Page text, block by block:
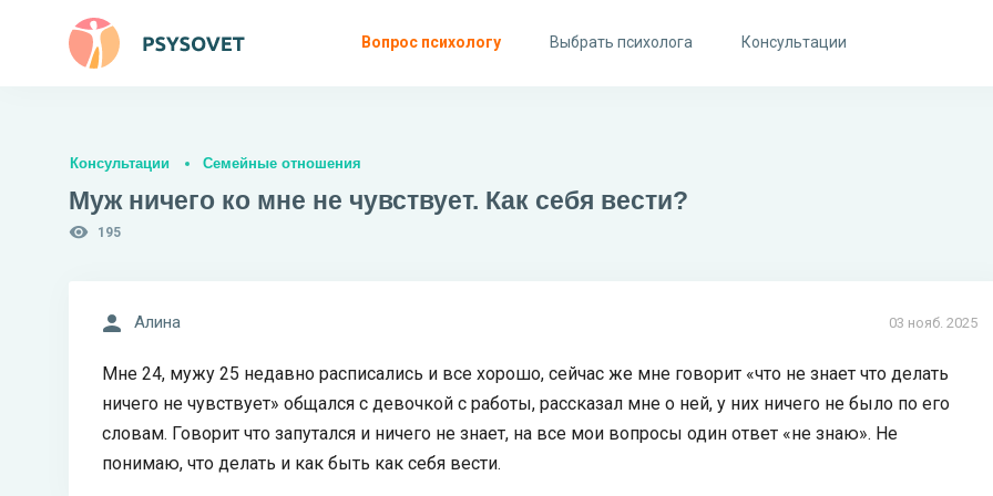
Вопрос психологу Выбрать психолога Консультации
Консультации Семейные отношения
Муж ничего ко мне не чувствует. Как себя вести?
195
03 нояб. 2025
Алина
Мне 24, мужу 25 недавно расписались и все хорошо, сейчас же мне говорит «что не знает что делать
ничего не чувствует» общался с девочкой с работы, рассказал мне о ней, у них ничего не было по его
словам. Говорит что запутался и ничего не знает, на все мои вопросы один ответ «не знаю». Не
понимаю, что делать и как быть как себя вести.